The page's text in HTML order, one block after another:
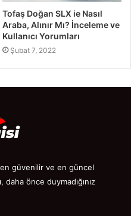
Tofaş Doğan SLX ie Nasıl
Araba, Alınır Mı? İnceleme ve
Kullanıcı Yorumları
Şubat 7, 2022
güvenilir ve en güncel
önce duymadığınız